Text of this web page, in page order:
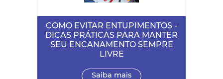
COMO EVITAR ENTUPIMENTOS -
DICAS PRÁTICAS PARA MANTER
SEU ENCANAMENTO SEMPRE
LIVRE
Saiba mais